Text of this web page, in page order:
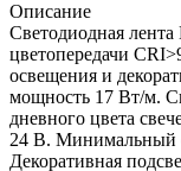
Описание
Светодиодная
цветопередачи
освещения и
мощность 17 Вт/м.
дневного цвета
24 В. Минимальный
Декоративная